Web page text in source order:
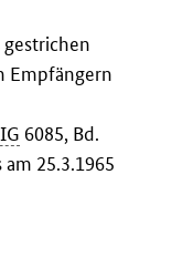
Empfängern
6085, Bd.
25.3.1965